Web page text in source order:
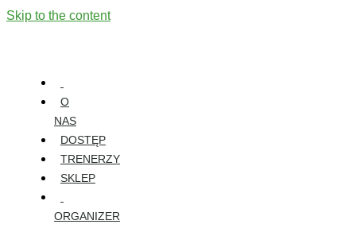
Skip to the content
O
NAS
DOSTĘP
TRENERZY
SKLEP
ORGANIZER